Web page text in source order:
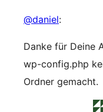
@daniel:
Danke für Deine
wp-config.php
Ordner gemacht.